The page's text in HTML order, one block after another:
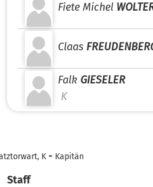
Fiete Michel
Claas
Falk GIESELER
K
K = Kapitän
Staff